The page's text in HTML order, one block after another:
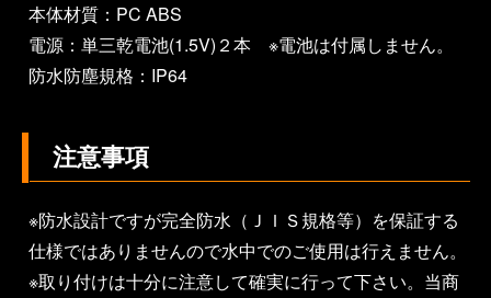
本体材質：PC ABS
電源：単三乾電池(1.5V)２本 ※電池は付属しません。
防水防塵規格：IP64
注意事項
※防水設計ですが完全防水（ＪＩＳ規格等）を保証する
仕様ではありませんので水中でのご使用は行えません。
※取り付けは十分に注意して確実に行って下さい。当商